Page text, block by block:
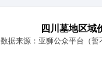
四川墓地区域
数据来源：亚狮公众平台（暂